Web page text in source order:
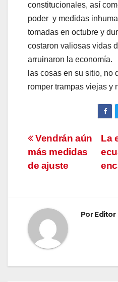
constitucionales, así
poder y medidas
tomadas en octubre y
costaron valiosas vidas
arruinaron la economía.
las cosas en su sitio, no
romper trampas viejas y
Navegación
de
entradas
La
Vendrán aún
más medidas
de ajuste
PorEditor